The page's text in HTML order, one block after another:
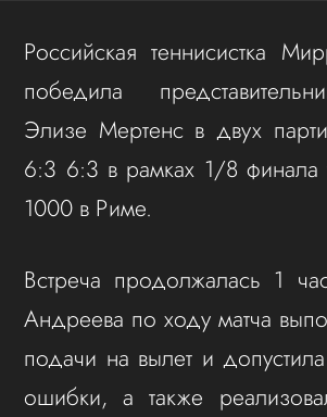
Российская теннисистка
победила
Элизе Мертенс в двух
6:3 6:3 в рамках 1/8 финала
1000 в Риме.
Встреча продолжалась 1
Андреева по ходу матча
подачи на вылет и
ошибки, а также